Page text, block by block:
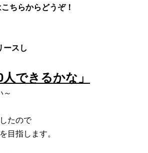
ちらからどうぞ！
ースし
人できるかな」
～
たので
目指します。